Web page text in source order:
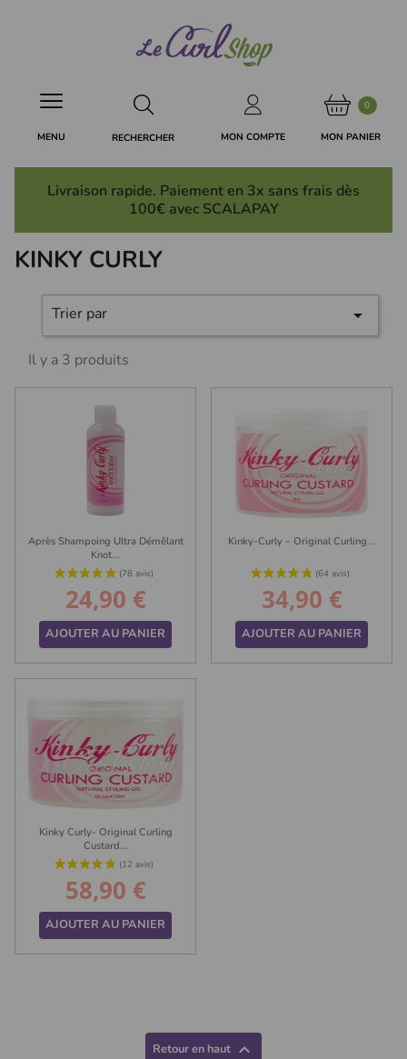
MON COMPTE
0
MON PANIER
RECHERCHER
MENU
Livraison rapide. Paiement en 3x sans frais dès
100€ avec SCALAPAY
KINKY CURLY
Trier par 
Il y a 3 produits
Après Shampoing Ultra Démêlant
Knot...
Prix
24,90 €
AJOUTER AU PANIER
Kinky-Curly – Original Curling...
Prix
34,90 €
AJOUTER AU PANIER
Kinky Curly- Original Curling
Custard...
Prix
58,90 €
AJOUTER AU PANIER
Retour en haut 